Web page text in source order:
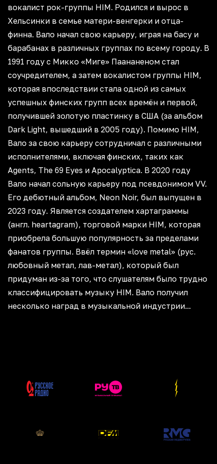
вокалист рок-группы HIM. Родился и вырос в
Хельсинки в семье матери-венгерки и отца-
финна. Вало начал свою карьеру, играя на басу и
барабанах в различных группах по всему городу. В
1991 году с Микко «Миге» Паананеном стал
соучредителем, а затем вокалистом группы HIM,
которая впоследствии стала одной из самых
успешных финских групп всех времён и первой,
получившей золотую пластинку в США (за альбом
Dark Light, вышедший в 2005 году). Помимо HIM,
Вало за свою карьеру сотрудничал с различными
исполнителями, включая финских, таких как
Agents, The 69 Eyes и Apocalyptica. В 2020 году
Вало начал сольную карьеру под псевдонимом VV.
Его дебютный альбом, Neon Noir, был выпущен в
2023 году. Является создателем хартаграммы
(англ. heartagram), торговой марки HIM, которая
приобрела большую популярность за пределами
фанатов группы. Ввёл термин «love metal» (рус.
любовный метал, лав-метал), который был
придуман из-за того, что слушателям было трудно
классифицировать музыку HIM. Вало получил
несколько наград в музыкальной индустрии...